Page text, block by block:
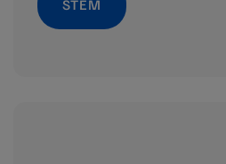
STEM